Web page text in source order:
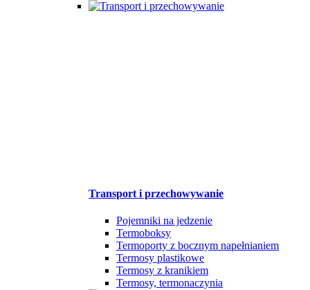
Transport i przechowywanie
Pojemniki na jedzenie
Termoboksy
Termoporty z bocznym napełnianiem
Termosy plastikowe
Termosy z kranikiem
Termosy, termonaczynia